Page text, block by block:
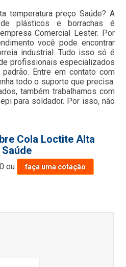
temperatura preço Saúde? A
plásticos e borrachas é
Comercial Lester. Por
você pode encontrar
industrial. Tudo isso só é
profissionais especializados
Entre em contato com
todo o suporte que precisa.
também trabalhamos com
para soldador. Por isso, não
Cola Loctite Alta
ou faça uma cotação